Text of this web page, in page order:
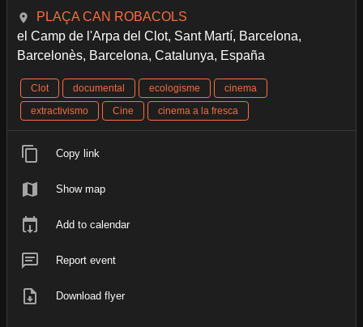
PLAÇA CAN ROBACOLS
el Camp de l'Arpa del Clot, Sant Martí, Barcelona,
Barcelonès, Barcelona, Catalunya, España
Clot documental ecologisme
cinema
extractivismo
Cine cinema a la fresca
Copy link
Show map
Add to calendar
Report event
Download flyer